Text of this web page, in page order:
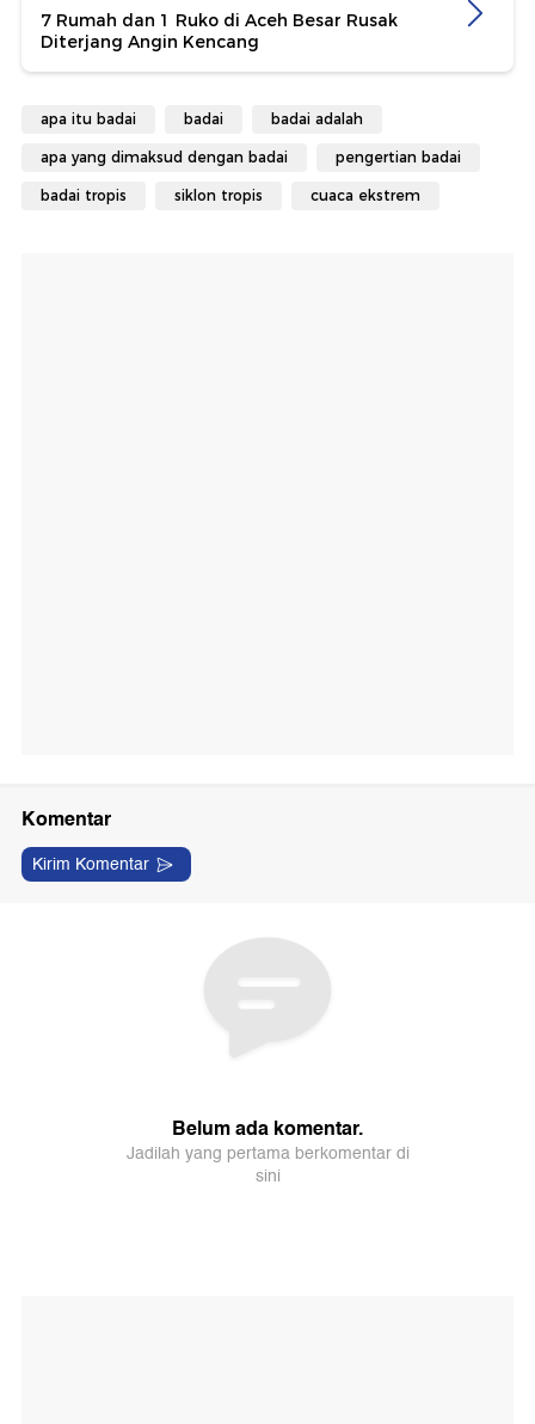
7 Rumah dan 1 Ruko di Aceh Besar Rusak
Diterjang Angin Kencang
apa itu badai badai badai adalah
apa yang dimaksud dengan badai pengertian badai
badai tropis siklon tropis cuaca ekstrem